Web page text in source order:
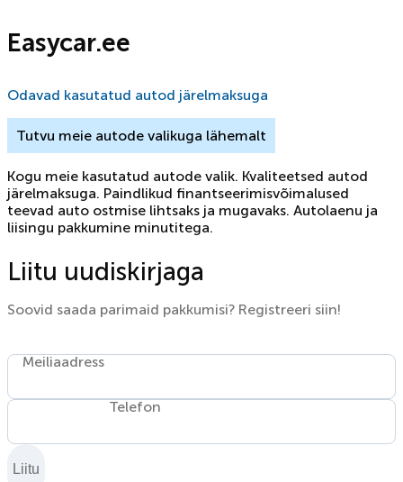
Easycar.ee
Odavad kasutatud autod järelmaksuga
Tutvu meie autode valikuga lähemalt
Kogu meie kasutatud autode valik. Kvaliteetsed autod
järelmaksuga. Paindlikud finantseerimisvõimalused
teevad auto ostmise lihtsaks ja mugavaks. Autolaenu ja
liisingu pakkumine minutitega.
Liitu uudiskirjaga
Soovid saada parimaid pakkumisi? Registreeri siin!
Meiliaadress
Telefon
Liitu